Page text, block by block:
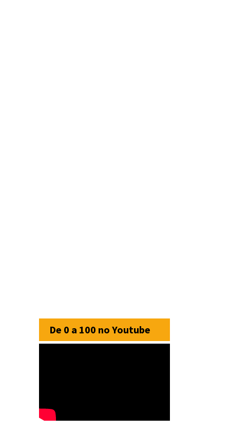
De 0 a 100 no Youtube